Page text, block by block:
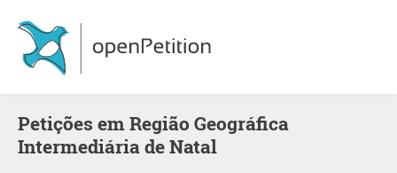
Petições em Região Geográfica
Intermediária de Natal